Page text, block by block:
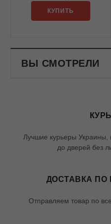
КУПИТЬ
ВЫ СМОТРЕЛИ
Лучшие курьеры Украины,
до дверей без
ДОСТАВКА ПО
Отправляем товар по